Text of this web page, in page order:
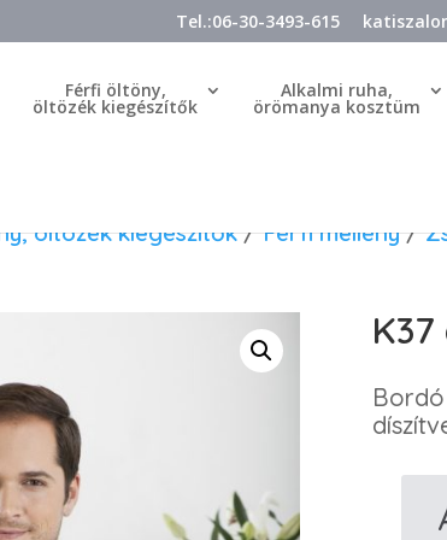
Tel.:06-30-3493-615
Férfi öltöny,
öltözék kiegészítők
Alkalmi ruha,
örömanya kosztüm
öltözék kiegészítők/Férfi mellény/